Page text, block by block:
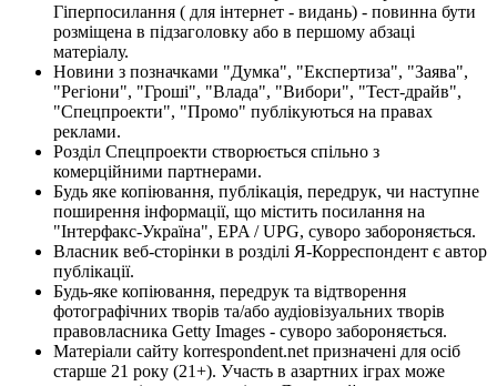
Гіперпосилання ( для інтернет - видань) - повинна бути
розміщена в підзаголовку або в першому абзаці
матеріалу.
Новини з позначками "Думка", "Експертиза", "Заява",
"Регіони", "Гроші", "Влада", "Вибори", "Тест-драйв",
"Спецпроекти", "Промо" публікуються на правах
реклами.
Розділ Спецпроекти створюється спільно з
комерційними партнерами.
Будь яке копіювання, публікація, передрук, чи наступне
поширення інформації, що містить посилання на
"Інтерфакс-Україна", EPA / UPG, суворо забороняється.
Власник веб-сторінки в розділі Я-Корреспондент є автор
публікації.
Будь-яке копіювання, передрук та відтворення
фотографічних творів та/або аудіовізуальних творів
правовласника Getty Images - суворо забороняється.
Матеріали сайту korrespondent.net призначені для осіб
старше 21 року (21+). Участь в азартних іграх може